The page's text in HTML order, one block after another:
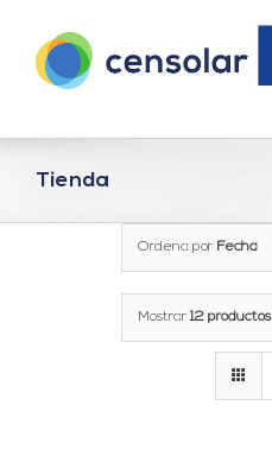
contenido
Tienda
Ordena por Fecha
Mostrar12 productos